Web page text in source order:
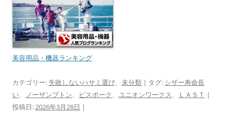
美容用品・機器ランキング
カテゴリー: 失敗しないハサミ選び、 未分類 | タグ: シザー寿命長
い、 ノーザンプトン、 ビスポーク、 ユニオンワークス、 ＬＡＳＴ |
投稿日:2026年3月28日 |